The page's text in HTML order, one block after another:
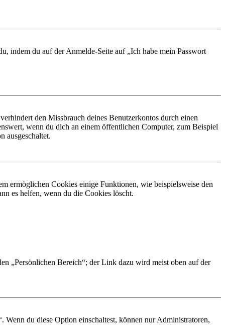
indem du auf der Anmelde-Seite auf „Ich habe mein Passwort
den Missbrauch deines Benutzerkontos durch einen
wenn du dich an einem öffentlichen Computer, zum Beispiel
ausgeschaltet.
ermöglichen Cookies einige Funktionen, wie beispielsweise den
es helfen, wenn du die Cookies löscht.
„Persönlichen Bereich“; der Link dazu wird meist oben auf der
du diese Option einschaltest, können nur Administratoren,